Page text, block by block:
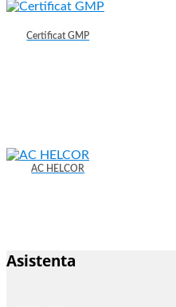
Certificat GMP
AC HELCOR
Asistenta